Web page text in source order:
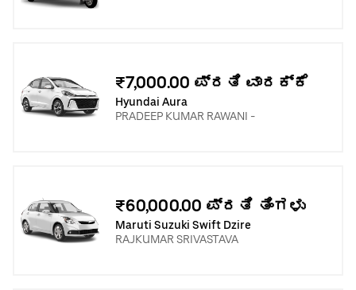
₹7,000.00 ಪ್ರತಿ ವಾರಕ್ಕೆ
Hyundai Aura
PRADEEP KUMAR RAWANI -
₹60,000.00 ಪ್ರತಿ ತಿಂಗಳು
Maruti Suzuki Swift Dzire
RAJKUMAR SRIVASTAVA